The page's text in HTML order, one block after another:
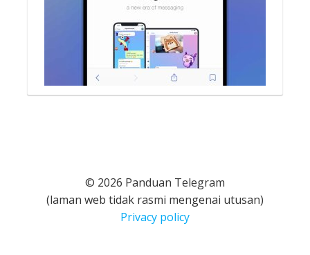
© 2026 Panduan Telegram
(laman web tidak rasmi mengenai utusan)
Privacy policy